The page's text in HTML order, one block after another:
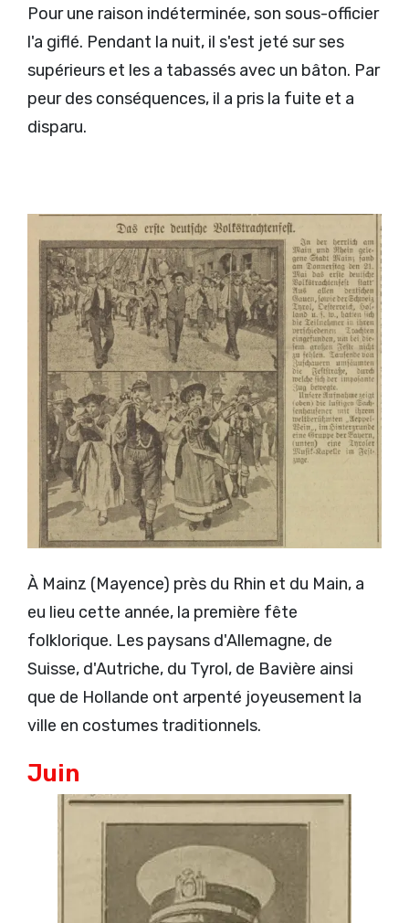
Pour une raison indéterminée, son sous-officier
l'a giflé. Pendant la nuit, il s'est jeté sur ses
supérieurs et les a tabassés avec un bâton. Par
peur des conséquences, il a pris la fuite et a
disparu.
À Mainz (Mayence) près du Rhin et du Main, a
eu lieu cette année, la première fête
folklorique. Les paysans d'Allemagne, de
Suisse, d'Autriche, du Tyrol, de Bavière ainsi
que de Hollande ont arpenté joyeusement la
ville en costumes traditionnels.
Juin